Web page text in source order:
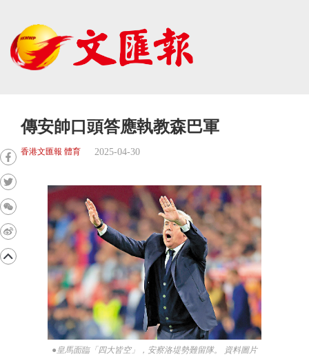
傳安帥口頭答應執教森巴軍
香港文匯報 體育 2025-04-30
●皇馬面臨「四大皆空」，安察洛堤勢難留隊。 資料圖片